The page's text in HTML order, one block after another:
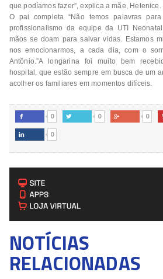
que podíamos fazer”, explica a mãe, Helenice.
O pai completa “Não temos palavras
profissionalismo da equipe da UTI
mãos se doam para salvar vidas. Estamos
nos emocionarmos, a cada dia, com o
Antônio.”A longarina foi muito bem
hospital, que estão sempre em busca de um
acolher os familiares em momentos difíceis.
 0  0  0
 0
NOTÍCIAS
RELACIONADAS